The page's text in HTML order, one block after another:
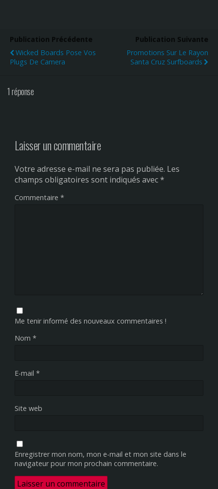
Publication Précédente
Wicked Boards Pose Vos
Plugs De Camera
Publication Suivante
Promotions Sur Le Rayon
Santa Cruz Surfboards
1 réponse
Laisser un commentaire
Votre adresse e-mail ne sera pas publiée. Les
champs obligatoires sont indiqués avec*
Commentaire *
Me tenir informé des nouveaux commentaires !
Nom *
E-mail *
Site web
Enregistrer mon nom, mon e-mail et mon site dans le
navigateur pour mon prochain commentaire.